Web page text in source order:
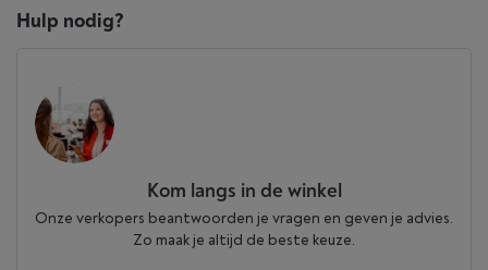
Hulp nodig?
Kom langs in de winkel
Onze verkopers beantwoorden je vragen en geven je advies.
Zo maak je altijd de beste keuze.